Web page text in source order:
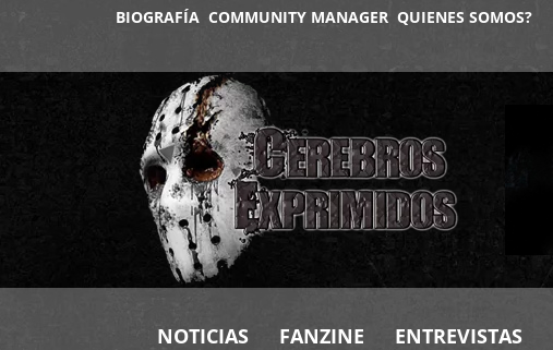
BIOGRAFÍA COMMUNITY MANAGER QUIENES SOMOS?
NOTICIAS FANZINE ENTREVISTAS